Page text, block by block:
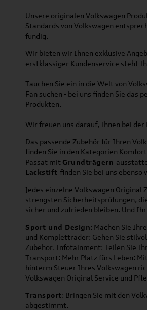
Unsere originalen Volkswagen
Standards von Volkswagen
fündig.
Wir bieten wir Ihnen exklusive
erstklassiger Kundenservice steht
Tauchen Sie ein in die Welt von
Fan suchen - bei uns finden Sie das
Produkten.
Wir freuen uns darauf, Ihnen bei
Das passende Zubehör für Ihren
finden Sie in den Kategorien
Passat mit Grundträgern
Lackstift finden Sie bei uns ebenso
Jedes einzelne Volkswagen
strengsten Sicherheitsprüfungen,
sicher und zufrieden bleiben. Und
Sport und Design: Machen Sie
und Kompletträder: Gehen Sie
Zubehör. Infotainment: Teilen Sie
Transport: Mehr Platz fürs Leben:
hinterm Steuer Ihres Volkswagen
Volkswagen Original Service und
Transport: Bringen Sie mit den
abgestimmt.